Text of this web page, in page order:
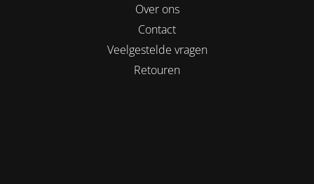
Over ons
Contact
Veelgestelde vragen
Retouren